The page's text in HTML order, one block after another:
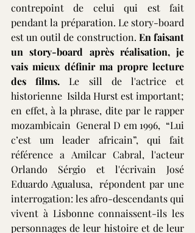
contrepoint de celui qui est fait
pendant la préparation. Le story-board
est un outil de construction. En faisant
un story-board après réalisation, je
vais mieux définir ma propre lecture
des films. Le sill de l'actrice et
historienne  Isilda Hurst est important;
en effet, à la phrase, dite par le rapper
mozambicain  General D em 1996,  “Lui
c’est um leader africain”, qui fait
référence a Amilcar Cabral, l'acteur
Orlando Sérgio et l'écrivain José
Eduardo Agualusa,  répondent par une
interrogation: les afro-descendants qui
vivent à Lisbonne connaissent-ils les
personnages de leur histoire et de leur